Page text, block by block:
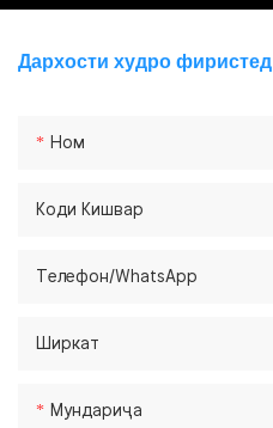
Дархости худро фиристед
Ном
Коди Кишвар
Телефон/WhatsApp
Ширкат
Мундариҷа